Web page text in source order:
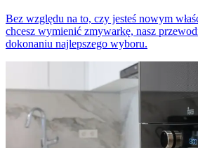
Bez względu na to, czy jesteś nowym
chcesz wymienić zmywarkę, nasz
dokonaniu najlepszego wyboru.